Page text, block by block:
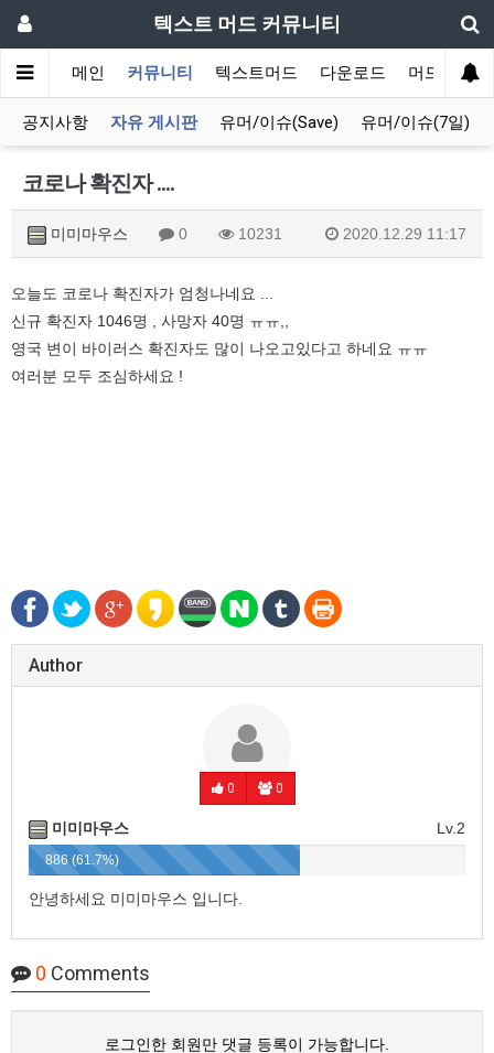
텍스트 머드 커뮤니티
메인 커뮤니티 텍스트머드 다운로드 머드 잡담
공지사항 자유 게시판 유머/이슈(Save) 유머/이슈(7일)
코로나 확진자 ....
미미마우스 0 10231 2020.12.29 11:17
오늘도 코로나 확진자가 엄청나네요 ...
신규 확진자 1046명 , 사망자 40명 ㅠㅠ,,
영국 변이 바이러스 확진자도 많이 나오고있다고 하네요 ㅠㅠ
여러분 모두 조심하세요 !
Author
0 0
Lv.2
미미마우스
886 (61.7%)
안녕하세요 미미마우스 입니다.
0 Comments
로그인한 회원만 댓글 등록이 가능합니다.